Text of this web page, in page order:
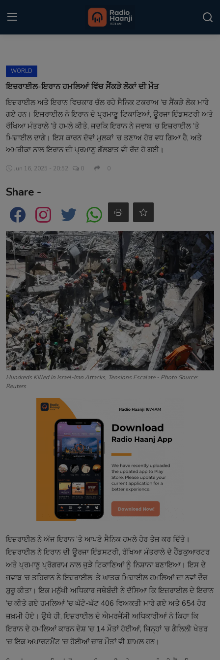
Home
Punjabi Podcast
Kitaab Kahani
Gallery
Sponsors
Matrimonial
Event
Contact
WORLD
ਇਜ਼ਰਾਈਲ-ਇਰਾਨ ਹਮਲਿਆਂ ਵਿੱਚ ਸੈਂਕੜੇ ਲੋਕਾਂ ਦੀ ਮੌਤ
ਇਜ਼ਰਾਈਲ ਅਤੇ ਇਰਾਨ ਵਿਚਕਾਰ ਚੱਲ ਰਹੇ ਸੈਨਿਕ ਟਕਰਾਅ ’ਚ ਸੈਂਕੜੇ ਲੋਕ ਮਾਰੇ
ਗਏ ਹਨ। ਇਜ਼ਰਾਈਲ ਨੇ ਇਰਾਨ ਦੇ ਪ੍ਰਮਾਣੂ ਟਿਕਾਣਿਆਂ, ਊਰਜਾ ਇੰਡਸਟਰੀ ਅਤੇ
ਰੱਖਿਆ ਮੰਤਰਾਲੇ ’ਤੇ ਹਮਲੇ ਕੀਤੇ, ਜਦਕਿ ਇਰਾਨ ਨੇ ਜਵਾਬ ’ਚ ਇਜ਼ਰਾਈਲ ’ਤੇ
ਮਿਜ਼ਾਈਲ ਦਾਗੇ। ਇਸ ਕਾਰਨ ਦੋਵਾਂ ਮੁਲਕਾਂ ’ਚ ਤਣਾਅ ਹੋਰ ਵਧ ਗਿਆ ਹੈ, ਅਤੇ
ਅਮਰੀਕਾ ਨਾਲ ਇਰਾਨ ਦੀ ਪ੍ਰਮਾਣੂ ਗੱਲਬਾਤ ਵੀ ਰੱਦ ਹੋ ਗਈ।
Jun 16, 2025 - 20:52 0 0
Share -
Hundreds Killed in Israel-Iran Attacks, Tensions Escalate - Photo Source:
Reuters
ਇਜ਼ਰਾਈਲ ਨੇ ਅੱਜ ਇਰਾਨ ’ਤੇ ਆਪਣੇ ਸੈਨਿਕ ਹਮਲੇ ਹੋਰ ਤੇਜ਼ ਕਰ ਦਿੱਤੇ।
ਇਜ਼ਰਾਈਲ ਨੇ ਇਰਾਨ ਦੀ ਊਰਜਾ ਇੰਡਸਟਰੀ, ਰੱਖਿਆ ਮੰਤਰਾਲੇ ਦੇ ਹੈੱਡਕੁਆਰਟਰ
ਅਤੇ ਪ੍ਰਮਾਣੂ ਪ੍ਰੋਗਰਾਮ ਨਾਲ ਜੁੜੇ ਟਿਕਾਣਿਆਂ ਨੂੰ ਨਿਸ਼ਾਨਾ ਬਣਾਇਆ। ਇਸ ਦੇ
ਜਵਾਬ ’ਚ ਤਹਿਰਾਨ ਨੇ ਇਜ਼ਰਾਈਲ ’ਤੇ ਘਾਤਕ ਮਿਜ਼ਾਈਲ ਹਮਲਿਆਂ ਦਾ ਨਵਾਂ ਦੌਰ
ਸ਼ੁਰੂ ਕੀਤਾ। ਇਕ ਮਨੁੱਖੀ ਅਧਿਕਾਰ ਜਥੇਬੰਦੀ ਨੇ ਦੱਸਿਆ ਕਿ ਇਜ਼ਰਾਈਲ ਦੇ ਇਰਾਨ
’ਚ ਕੀਤੇ ਗਏ ਹਮਲਿਆਂ ’ਚ ਘੱਟੋ-ਘੱਟ 406 ਵਿਅਕਤੀ ਮਾਰੇ ਗਏ ਅਤੇ 654 ਹੋਰ
ਜ਼ਖ਼ਮੀ ਹੋਏ। ਉਥੇ ਹੀ, ਇਜ਼ਰਾਈਲ ਦੇ ਐਮਰਜੈਂਸੀ ਅਧਿਕਾਰੀਆਂ ਨੇ ਕਿਹਾ ਕਿ
ਇਰਾਨ ਦੇ ਹਮਲਿਆਂ ਕਾਰਨ ਦੇਸ਼ ’ਚ 14 ਮੌਤਾਂ ਹੋਈਆਂ, ਜਿਨ੍ਹਾਂ ’ਚ ਗੈਲਿਲੀ ਖੇਤਰ
’ਚ ਇਕ ਅਪਾਰਟਮੈਂਟ ’ਚ ਹੋਈਆਂ ਚਾਰ ਮੌਤਾਂ ਵੀ ਸ਼ਾਮਲ ਹਨ।